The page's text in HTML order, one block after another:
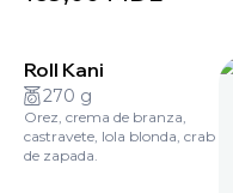
Roll Kani
270 g
Orez, crema de branza,
castravete, lola blonda, crab
de zapada.